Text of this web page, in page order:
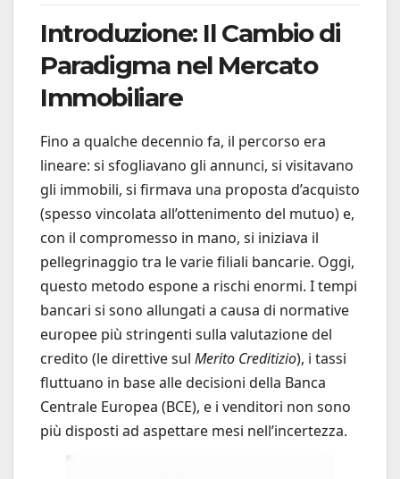
Introduzione: Il Cambio di
Paradigma nel Mercato
Immobiliare
Fino a qualche decennio fa, il percorso era
lineare: si sfogliavano gli annunci, si visitavano
gli immobili, si firmava una proposta d’acquisto
(spesso vincolata all’ottenimento del mutuo) e,
con il compromesso in mano, si iniziava il
pellegrinaggio tra le varie filiali bancarie. Oggi,
questo metodo espone a rischi enormi. I tempi
bancari si sono allungati a causa di normative
europee più stringenti sulla valutazione del
credito (le direttive sul Merito Creditizio), i tassi
fluttuano in base alle decisioni della Banca
Centrale Europea (BCE), e i venditori non sono
più disposti ad aspettare mesi nell’incertezza.